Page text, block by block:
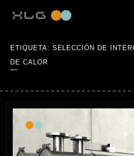
ETIQUETA: SELECCIÓN DE
DE CALOR